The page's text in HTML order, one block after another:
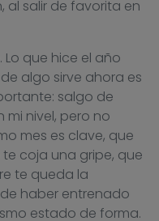
al salir de favorita en
que hice el año
algo sirve ahora es
salgo de
mi nivel, pero no
mes es clave, que
coja una gripe, que
te queda la
haber entrenado
estado de forma.